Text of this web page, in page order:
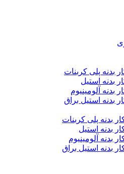
بدنه پلی کربنات
بدنه استیل
بدنه آلومینیوم
بدنه استیل براق
بدنه پلی کربنات
بدنه استیل
بدنه آلومینیوم
بدنه استیل براق